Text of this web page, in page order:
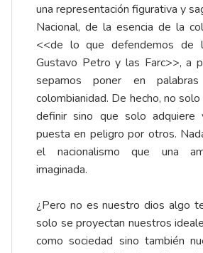
una representación figurativa y
Nacional, de la esencia de la
<<de lo que defendemos de
Gustavo Petro y las Farc>>, a
sepamos poner en
colombianidad. De hecho, no
definir sino que solo adquiere
puesta en peligro por otros.
el nacionalismo que una
imaginada.
¿Pero no es nuestro dios algo
solo se proyectan nuestros
como sociedad sino también